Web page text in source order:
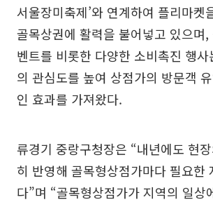
서울장미축제’와 연계하여 플리마켓
골목상권에 활력을 불어넣고 있으며,
벤트를 비롯한 다양한 소비촉진 행
의 관심도를 높여 상점가의 방문객
인 효과를 가져왔다.
류경기 중랑구청장은 “내년에도 현
히 반영해 골목형상점가마다 필요한
다”며 “골목형상점가가 지역의 일상